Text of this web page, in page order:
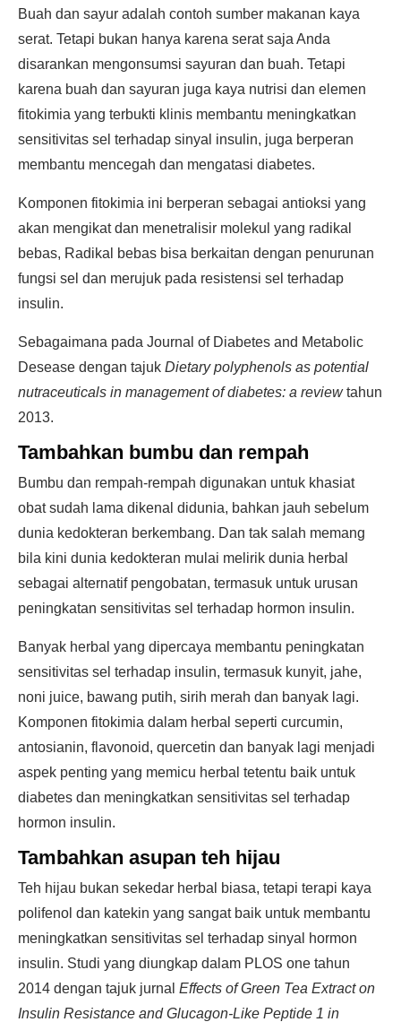
Buah dan sayur adalah contoh sumber makanan kaya
serat. Tetapi bukan hanya karena serat saja Anda
disarankan mengonsumsi sayuran dan buah. Tetapi
karena buah dan sayuran juga kaya nutrisi dan elemen
fitokimia yang terbukti klinis membantu meningkatkan
sensitivitas sel terhadap sinyal insulin, juga berperan
membantu mencegah dan mengatasi diabetes.
Komponen fitokimia ini berperan sebagai antioksi yang
akan mengikat dan menetralisir molekul yang radikal
bebas, Radikal bebas bisa berkaitan dengan penurunan
fungsi sel dan merujuk pada resistensi sel terhadap
insulin.
Sebagaimana pada Journal of Diabetes and Metabolic
Desease dengan tajuk Dietary polyphenols as potential
nutraceuticals in management of diabetes: a reviewtahun
2013.
Tambahkan bumbu dan rempah
Bumbu dan rempah-rempah digunakan untuk khasiat
obat sudah lama dikenal didunia, bahkan jauh sebelum
dunia kedokteran berkembang. Dan tak salah memang
bila kini dunia kedokteran mulai melirik dunia herbal
sebagai alternatif pengobatan, termasuk untuk urusan
peningkatan sensitivitas sel terhadap hormon insulin.
Banyak herbal yang dipercaya membantu peningkatan
sensitivitas sel terhadap insulin, termasuk kunyit, jahe,
noni juice, bawang putih, sirih merah dan banyak lagi.
Komponen fitokimia dalam herbal seperti curcumin,
antosianin, flavonoid, quercetin dan banyak lagi menjadi
aspek penting yang memicu herbal tetentu baik untuk
diabetes dan meningkatkan sensitivitas sel terhadap
hormon insulin.
Tambahkan asupan teh hijau
Teh hijau bukan sekedar herbal biasa, tetapi terapi kaya
polifenol dan katekin yang sangat baik untuk membantu
meningkatkan sensitivitas sel terhadap sinyal hormon
insulin. Studi yang diungkap dalam PLOS one tahun
2014 dengan tajuk jurnal Effects of Green Tea Extract on
Insulin Resistance and Glucagon-Like Peptide 1 in